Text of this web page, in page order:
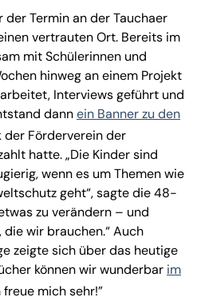
der Termin an der Tauchaer
vertrauten Ort. Bereits im
mit Schülerinnen und
hinweg an einem Projekt
Interviews geführt und
dannein Banner zu den
der Förderverein der
hatte. „Die Kinder sind
wenn es um Themen wie
geht“, sagte die 48-
zu verändern – und
wir brauchen.“ Auch
zeigte sich über das heutige
können wir wunderbar im
freue mich sehr!”